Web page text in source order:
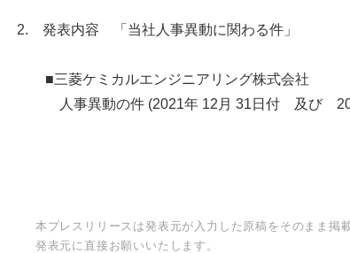
2. 発表内容 「当社人事異動に関わる件」
■三菱ケミカルエンジニアリング株式会社
人事異動の件 (2021年 12月 31日付 及び
以
本プレスリリースは発表元が入力した原稿をそのまま掲
発表元に直接お願いいたします。